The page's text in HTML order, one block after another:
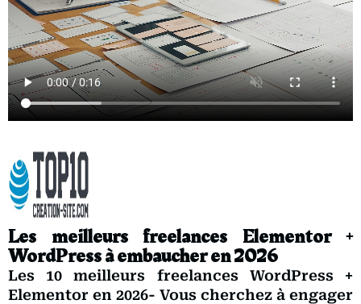
Les meilleurs freelances Elementor +
WordPress à embaucher en 2026
Les 10 meilleurs freelances WordPress +
Elementor en 2026- Vous cherchez à engager